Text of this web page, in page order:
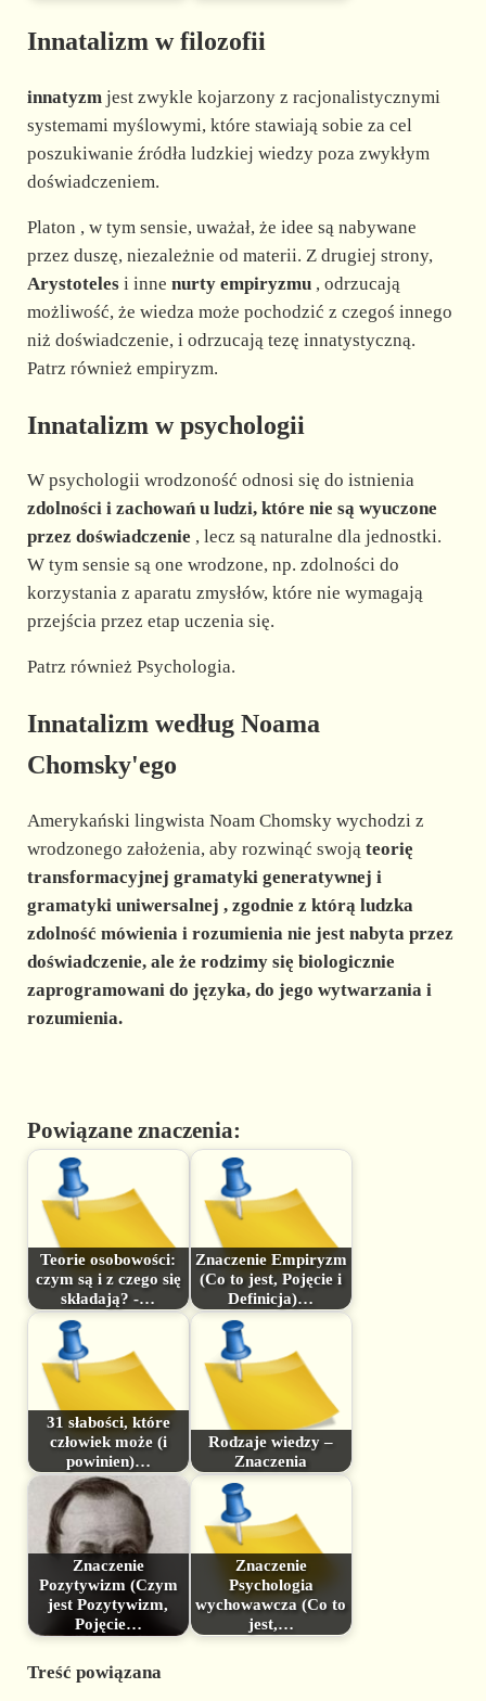
Innatalizm w filozofii
innatyzmjest zwykle kojarzony z racjonalistycznymi
systemami myślowymi, które stawiają sobie za cel
poszukiwanie źródła ludzkiej wiedzy poza zwykłym
doświadczeniem.
Platon , w tym sensie, uważał, że idee są nabywane
przez duszę, niezależnie od materii. Z drugiej strony,
Arystotelesi inne nurty empiryzmu, odrzucają
możliwość, że wiedza może pochodzić z czegoś innego
niż doświadczenie, i odrzucają tezę innatystyczną.
Patrz również empiryzm.
Innatalizm w psychologii
W psychologii wrodzoność odnosi się do istnienia
zdolności i zachowań u ludzi, które nie są wyuczone
przez doświadczenie , lecz są naturalne dla jednostki.
W tym sensie są one wrodzone, np. zdolności do
korzystania z aparatu zmysłów, które nie wymagają
przejścia przez etap uczenia się.
Patrz również Psychologia.
Innatalizm według Noama
Chomsky'ego
Amerykański lingwista Noam Chomsky wychodzi z
wrodzonego założenia, aby rozwinąć swoją teorię
transformacyjnej gramatyki generatywnej i
gramatyki uniwersalnej , zgodnie z którą ludzka
zdolność mówienia i rozumienia nie jest nabyta przez
doświadczenie, ale że rodzimy się biologicznie
zaprogramowani do języka, do jego wytwarzania i
rozumienia.
Powiązane znaczenia:
Teorie osobowości:
czym są i z czego się
składają? -…
Znaczenie Empiryzm
(Co to jest, Pojęcie i
Definicja)…
31 słabości, które
człowiek może (i
powinien)…
Rodzaje wiedzy –
Znaczenia
Znaczenie
Pozytywizm (Czym
jest Pozytywizm,
Pojęcie…
Znaczenie
Psychologia
wychowawcza (Co to
jest,…
Treść powiązana